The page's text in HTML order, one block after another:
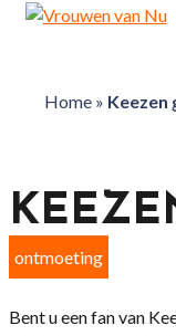
Home» Keezen
ontmoeting
Bent u een fan van